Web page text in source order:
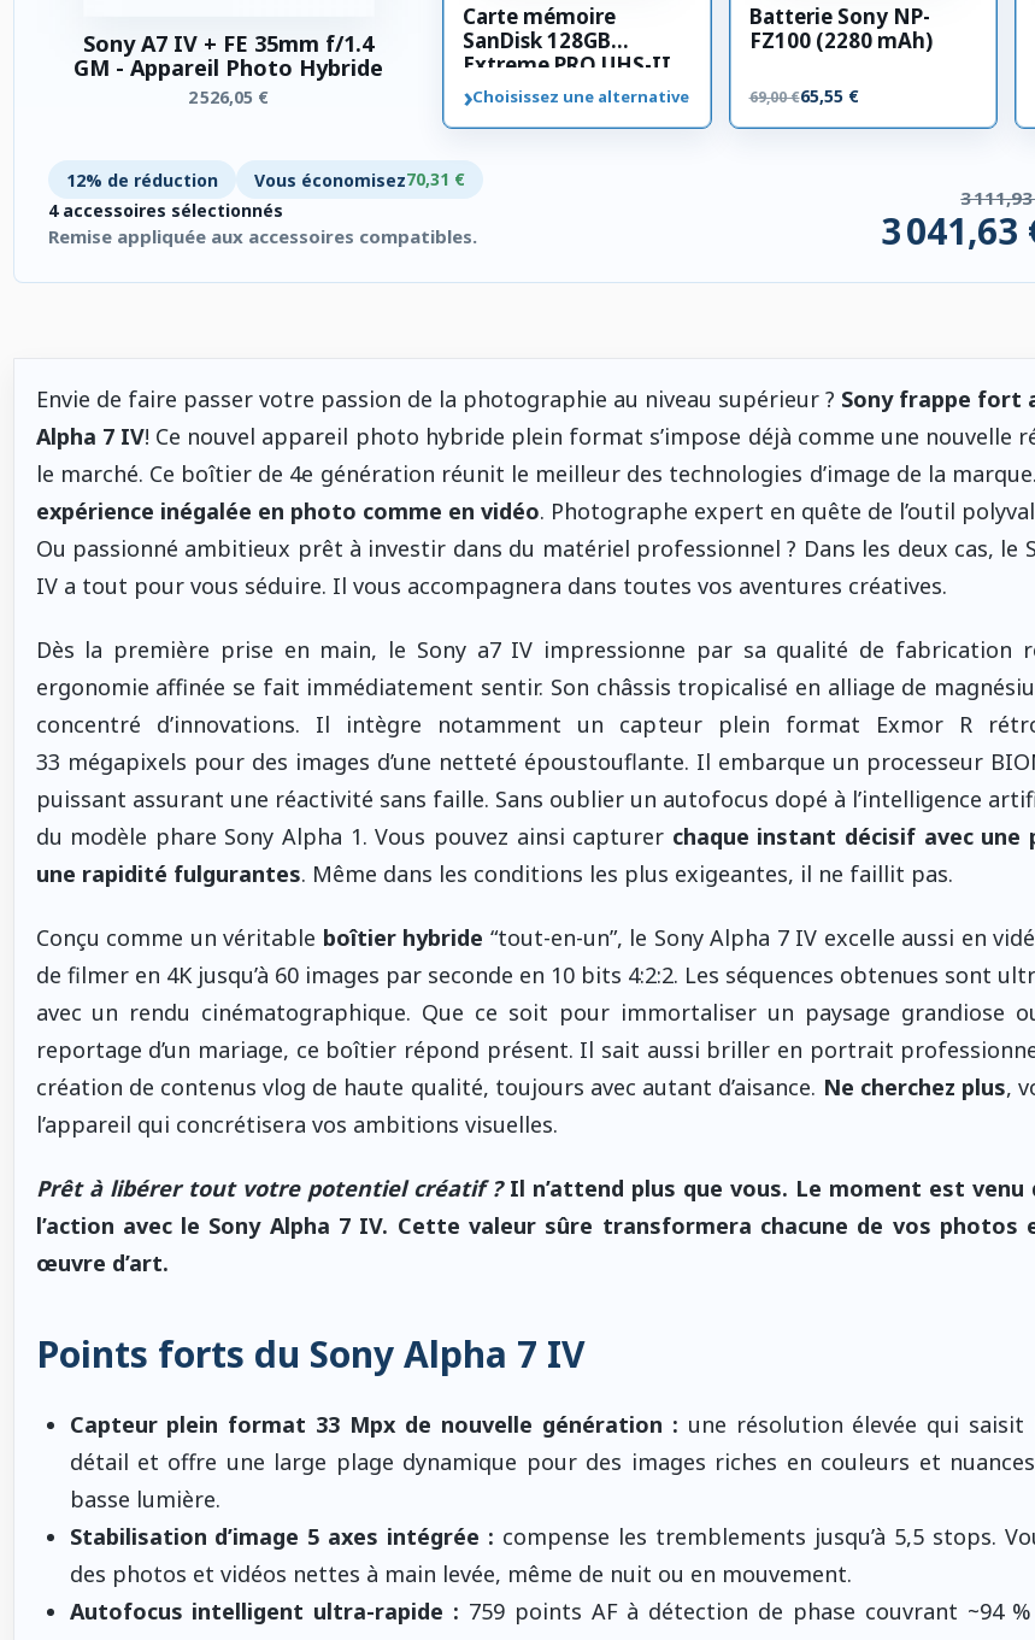
Sony A7 IV + FE 35mm f/1.4
GM - Appareil Photo Hybride
2 526,05 €
Carte mémoire
SanDisk 128GB
Extreme PRO UHS-II
SDXC 300 MB/s
›Choisissez une alternative
Batterie Sony NP-
FZ100 (2280 mAh)
69,00 €65,55 €
12% de réduction Vous économisez70,31 €
4 accessoires sélectionnés
Remise appliquée aux accessoires compatibles.
3
3 041,63
Envie de faire passer votre passion de la photographie au niveau supérieur ? Sony frappe fort
Alpha 7 IV! Ce nouvel appareil photo hybride plein format s’impose déjà comme une nouvelle
le marché. Ce boîtier de 4e génération réunit le meilleur des technologies d’image de la
expérience inégalée en photo comme en vidéo. Photographe expert en quête de l’outil
Ou passionné ambitieux prêt à investir dans du matériel professionnel ? Dans les deux cas, le
IV a tout pour vous séduire. Il vous accompagnera dans toutes vos aventures créatives.
Dès la première prise en main, le Sony a7 IV impressionne par sa qualité de fabrication
ergonomie affinée se fait immédiatement sentir. Son châssis tropicalisé en alliage de
concentré d’innovations. Il intègre notamment un capteur plein format Exmor R
33 mégapixels pour des images d’une netteté époustouflante. Il embarque un processeur
puissant assurant une réactivité sans faille. Sans oublier un autofocus dopé à l’intelligence
du modèle phare Sony Alpha 1. Vous pouvez ainsi capturer chaque instant décisif avec une
une rapidité fulgurantes. Même dans les conditions les plus exigeantes, il ne faillit pas.
Conçu comme un véritable boîtier hybride “tout-en-un”, le Sony Alpha 7 IV excelle aussi en
de filmer en 4K jusqu’à 60 images par seconde en 10 bits 4:2:2. Les séquences obtenues sont
avec un rendu cinématographique. Que ce soit pour immortaliser un paysage grandiose
reportage d’un mariage, ce boîtier répond présent. Il sait aussi briller en portrait
création de contenus vlog de haute qualité, toujours avec autant d’aisance. Ne cherchez plus,
l’appareil qui concrétisera vos ambitions visuelles.
Prêt à libérer tout votre potentiel créatif ?Il n’attend plus que vous. Le moment est venu
l’action avec le Sony Alpha 7 IV. Cette valeur sûre transformera chacune de vos photos
œuvre d’art.
Points forts du Sony Alpha 7 IV
Capteur plein format 33 Mpx de nouvelle génération : une résolution élevée qui saisit
détail et offre une large plage dynamique pour des images riches en couleurs et
basse lumière.
Stabilisation d’image 5 axes intégrée : compense les tremblements jusqu’à 5,5 stops.
des photos et vidéos nettes à main levée, même de nuit ou en mouvement.
Autofocus intelligent ultra-rapide : 759 points AF à détection de phase couvrant ~94 %